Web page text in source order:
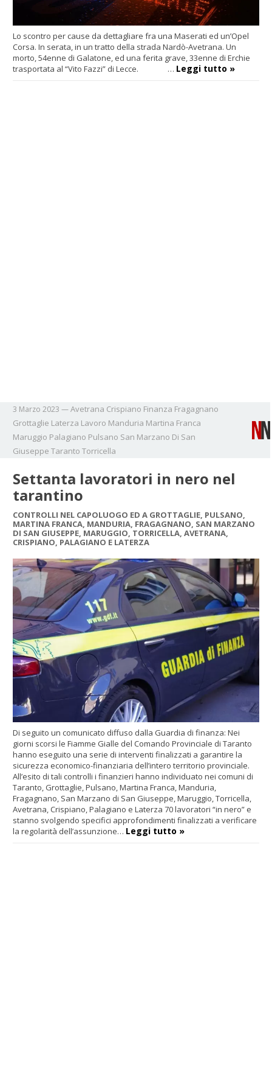
Lo scontro per cause da dettagliare fra una Maserati ed un’Opel
Corsa. In serata, in un tratto della strada Nardò-Avetrana. Un
morto, 54enne di Galatone, ed una ferita grave, 33enne di Erchie
trasportata al “Vito Fazzi” di Lecce. … Leggi tutto »
3 Marzo 2023 —Avetrana Crispiano Finanza Fragagnano
Grottaglie Laterza Lavoro Manduria Martina Franca
Maruggio Palagiano Pulsano San Marzano Di San
Giuseppe Taranto Torricella
Settanta lavoratori in nero nel
tarantino
CONTROLLI NEL CAPOLUOGO ED A GROTTAGLIE, PULSANO,
MARTINA FRANCA, MANDURIA, FRAGAGNANO, SAN MARZANO
DI SAN GIUSEPPE, MARUGGIO, TORRICELLA, AVETRANA,
CRISPIANO, PALAGIANO E LATERZA
Di seguito un comunicato diffuso dalla Guardia di finanza: Nei
giorni scorsi le Fiamme Gialle del Comando Provinciale di Taranto
hanno eseguito una serie di interventi finalizzati a garantire la
sicurezza economico-finanziaria dell’intero territorio provinciale.
All’esito di tali controlli i finanzieri hanno individuato nei comuni di
Taranto, Grottaglie, Pulsano, Martina Franca, Manduria,
Fragagnano, San Marzano di San Giuseppe, Maruggio, Torricella,
Avetrana, Crispiano, Palagiano e Laterza 70 lavoratori “in nero” e
stanno svolgendo specifici approfondimenti finalizzati a verificare
la regolarità dell’assunzione… Leggi tutto »